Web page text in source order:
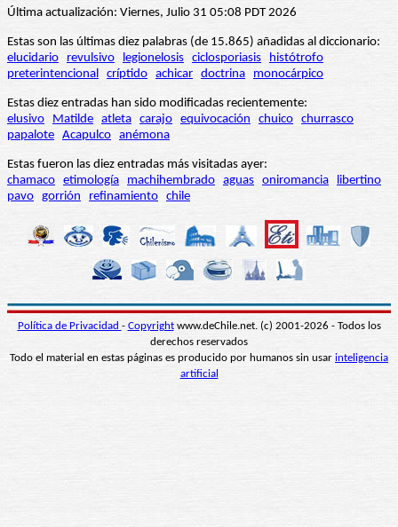
Última actualización: Viernes, Julio 31 05:08 PDT 2026
Estas son las últimas diez palabras (de 15.865) añadidas al diccionario:
elucidario
revulsivo legionelosis ciclosporiasis
histótrofo
preterintencional críptido achicar doctrina monocárpico
Estas diez entradas han sido modificadas recientemente:
elusivo
Matilde atleta carajo equivocación chuico churrasco
papalote Acapulco anémona
Estas fueron las diez entradas más visitadas ayer:
chamaco etimología machihembrado aguas oniromancia
libertino
pavo gorrión refinamiento chile
Política de Privacidad - Copyrightwww.deChile.net. (c) 2001-2026 - Todos los
derechos reservados
Todo el material en estas páginas es producido por humanos sin usar inteligencia
artificial